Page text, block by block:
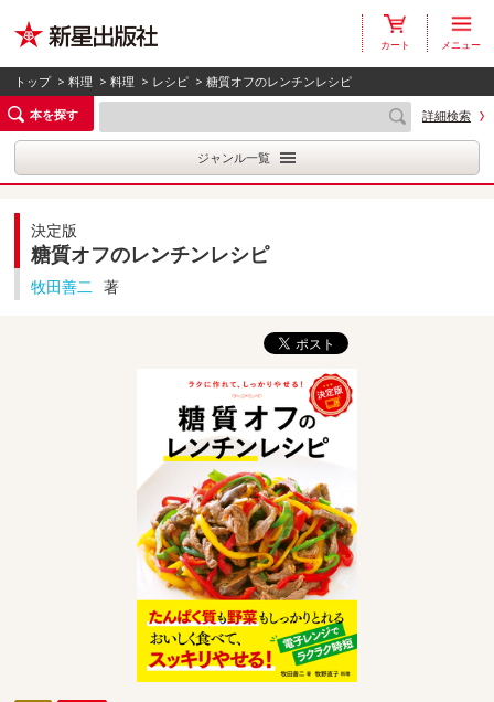
カート メニュー
トップ >料理 >料理 > レシピ > 糖質オフのレンチンレシピ
本を探す
詳細検索
ジャンル一覧
決定版
糖質オフのレンチンレシピ
牧田善二 著